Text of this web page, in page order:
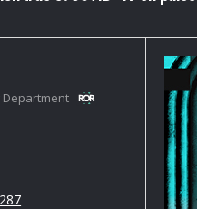
Department